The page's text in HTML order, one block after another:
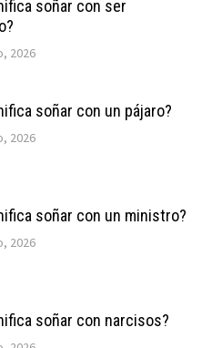
soñar con ser
2026
soñar con un pájaro?
2026
soñar con un ministro?
2026
soñar con narcisos?